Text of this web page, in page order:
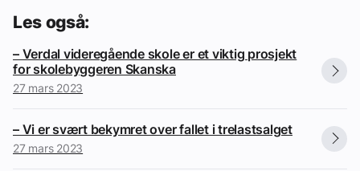
Les også:
– Verdal videregående skole er et viktig prosjekt
for skolebyggeren Skanska
27 mars 2023
– Vi er svært bekymret over fallet i trelastsalget
27 mars 2023